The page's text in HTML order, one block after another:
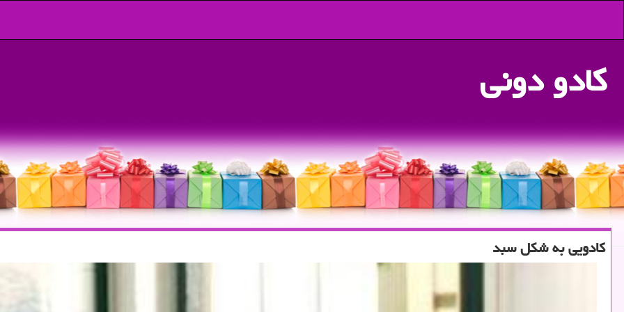
كادو دونی
كادویی به شكل سبد